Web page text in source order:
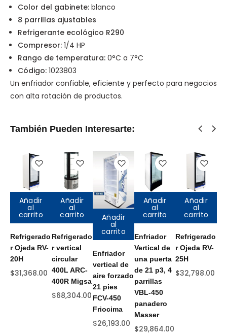
Color del gabinete: blanco
8 parrillas ajustables
Refrigerante ecológico R290
Compresor: 1/4 HP
Rango de temperatura: 0°C a 7°C
Código: 1023803
Un enfriador confiable, eficiente y perfecto para negocios
con alta rotación de productos.
También Pueden Interesarte:
Añadir
al
carrito
Refrigerado
r Ojeda RV-
20H
$31,368.00
Añadir
al
carrito
Refrigerado
r vertical
circular
400L ARC-
400R Migsa
$68,304.00
Añadir
al
carrito
Enfriador
vertical de
aire forzado
21 pies
FCV-450
Friocima
$26,193.00
Añadir
al
carrito
Enfriador
Vertical de
una puerta
de 21 p3, 4
parrillas
VBL-450
panadero
Masser
$29,864.00
Añadir
al
carrito
Refrigerado
r Ojeda RV-
25H
$32,798.00